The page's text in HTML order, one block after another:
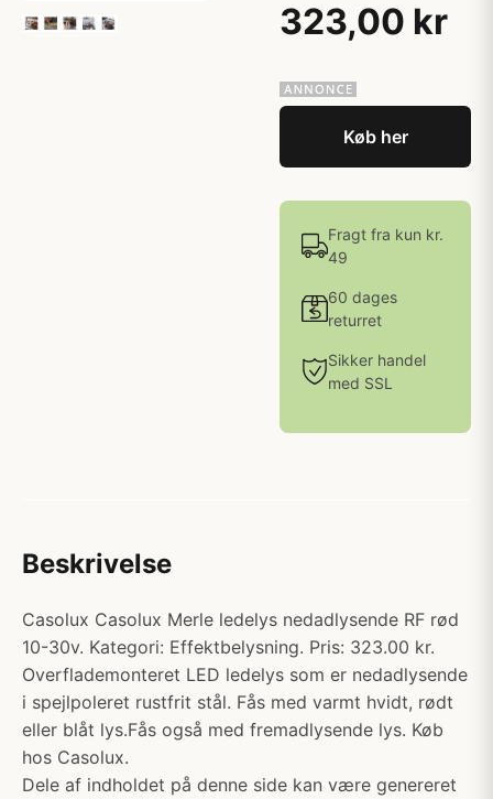
323,00 kr
Køb her
Fragt fra kun kr.
49
60 dages
returret
Sikker handel
med SSL
Beskrivelse
Casolux Casolux Merle ledelys nedadlysende RF rød
10-30v. Kategori: Effektbelysning. Pris: 323.00 kr.
Overflademonteret LED ledelys som er nedadlysende
i spejlpoleret rustfrit stål. Fås med varmt hvidt, rødt
eller blåt lys.Fås også med fremadlysende lys. Køb
hos Casolux.
Dele af indholdet på denne side kan være genereret